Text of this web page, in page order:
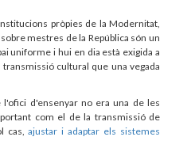
pròpies de la Modernitat,
mestres de la República són un
uniforme i hui en dia està exigida a
cultural que una vegada
d'ensenyar no era una de les
com el de la transmissió de
cas,ajustar i adaptar els sistemes